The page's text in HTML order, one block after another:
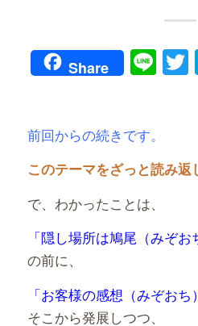
Share
前回からの続きです。
このテーマをざっと読み返
で、わかったことは、
「隠し場所は鳩尾（みぞお
の前に、
「お客様の感想（みぞおち
そこから発展しつつ、